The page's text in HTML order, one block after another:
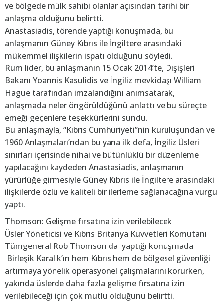
ve bölgede mülk sahibi olanlar açısından tarihi bir
anlaşma olduğunu belirtti.
Anastasiadis, törende yaptığı konuşmada, bu
anlaşmanın Güney Kıbrıs ile İngiltere arasındaki
mükemmel ilişkilerin ispatı olduğunu söyledi.
Rum lider, bu anlaşmanın 15 Ocak 2014’te, Dışişleri
Bakanı Yoannis Kasulidis ve İngiliz mevkidaşı William
Hague tarafından imzalandığını anımsatarak,
anlaşmada neler öngörüldüğünü anlattı ve bu süreçte
emeği geçenlere teşekkürlerini sundu.
Bu anlaşmayla, “Kıbrıs Cumhuriyeti”nin kuruluşundan ve
1960 Anlaşmaları’ndan bu yana ilk defa, İngiliz Üsleri
sınırları içerisinde nihai ve bütünlüklü bir düzenleme
yapılacağını kaydeden Anastasiadis, anlaşmanın
yürürlüğe girmesiyle Güney Kıbrıs ile İngiltere arasındaki
ilişkilerde özlü ve kaliteli bir ilerleme sağlanacağına vurgu
yaptı.
Thomson: Gelişme fırsatına izin verilebilecek
Üsler Yöneticisi ve Kıbrıs Britanya Kuvvetleri Komutanı
Tümgeneral Rob Thomson da yaptığı konuşmada
Birleşik Karalık’ın hem Kıbrıs hem de bölgesel güvenliği
artırmaya yönelik operasyonel çalışmalarını korurken,
yakında üslerde daha fazla gelişme fırsatına izin
verilebileceği için çok mutlu olduğunu belirtti.